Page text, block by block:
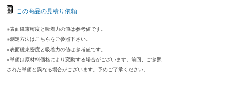
この商品の見積り依頼
※表面磁束密度と吸着力の値は参考値です。
※測定方法はこちらをご参照下さい。
※表面磁束密度と吸着力の値は参考値です。
※単価は原材料価格により変動する場合がございます。前回、ご参照
された単価と異なる場合がございます。予めご了承ください。